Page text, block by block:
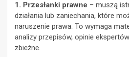
1. Przesłanki prawne – muszą
działania lub zaniechania, które
naruszenie prawa. To wymaga
analizy przepisów, opinie
zbieżne.